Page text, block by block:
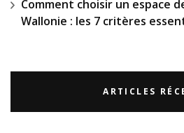
Comment choisir un espace
Wallonie : les 7 critères
ARTICLES